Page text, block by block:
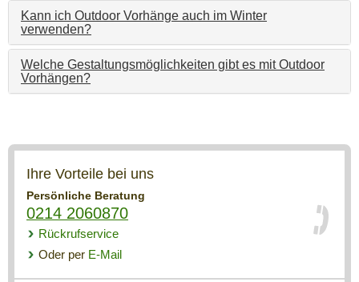
Kann ich Outdoor Vorhänge auch im Winter
verwenden?
Welche Gestaltungsmöglichkeiten gibt es mit Outdoor
Vorhängen?
Ihre Vorteile bei uns
Persönliche Beratung
0214 2060870
Rückrufservice
Oder per E-Mail